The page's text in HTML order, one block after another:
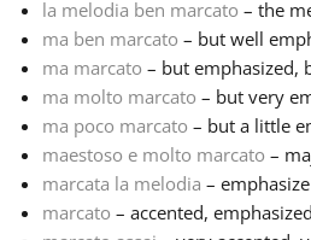
la melodia ben marcato – the
ma ben marcato – but well
ma marcato – but emphasized,
ma molto marcato – but very
ma poco marcato – but a little
maestoso e molto marcato –
marcata la melodia –
marcato – accented,